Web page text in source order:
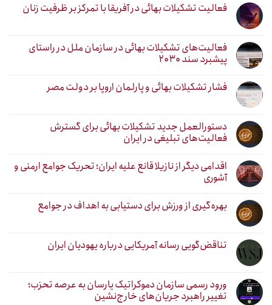
فعالیت تشکیلات بهائی در آفریقا با تمرکز بر ظرفیت زنان
فعالیت‌های تشکیلات بهائی در سازمان ملل در راستای
پیشبرد سند ۲۰۳۰
فشار تشکیلات بهائی و پارلمان اروپا بر دولت مصر
دستورالعمل جدید تشکیلات بهائی برای گسترش
فعالیت‌های تبلیغی در ایران
اقدامی دیگر از نازیلا قانع علیه ایران؛ تحریک جوامع ارمنی و
آشوری
بهره‌گیری از ورزش برای دستیابی به اهداف در جوامع
تناقض‌گویی رسانه آمریکایی درباره یهودیان ایران
ورود رسمی سازمان دموکراتیک یارسان به عرصه تحزب؛
تغییر راهبرد جریان‌های خارج‌نشین